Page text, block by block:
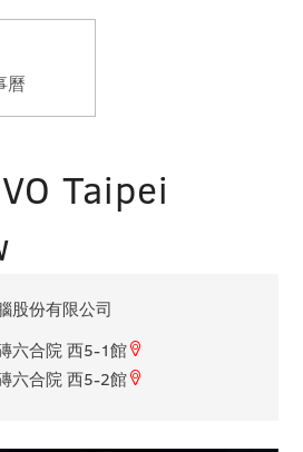
曆
Taipei
股份有限公司
六合院 西5-1館
六合院 西5-2館